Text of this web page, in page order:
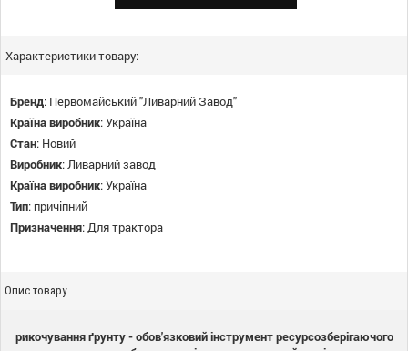
Характеристики товару:
Бренд: Первомайський "Ливарний Завод"
Країна виробник:Україна
Стан: Новий
Виробник:Ливарний завод
Країна виробник:Україна
Тип: причіпний
Призначення:Для трактора
Опис товару
рикочування ґрунту - обов'язковий інструмент ресурсозберігаючого